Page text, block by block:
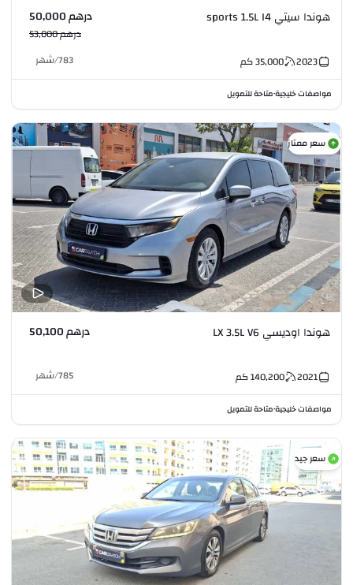
هوندا سيتي sports 1.5L I4 درهم 50,000
درهم 53,000
2023
35,000كم 783
/شهر
مواصفات خليجية•متاحة للتمويل
سعر ممتاز
هوندا اوديسي LX 3.5L V6 درهم 50,100
2021
140,200كم 785
/شهر
مواصفات خليجية•متاحة للتمويل
سعر جيد